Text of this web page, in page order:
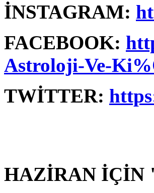
İNSTAGRAM:
FACEBOOK:
Astroloji-Ve-
TWİTTER:
HAZİRAN İÇİN